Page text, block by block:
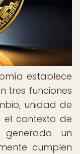
establece
tres funciones
unidad de
el contexto de
un
cumplen